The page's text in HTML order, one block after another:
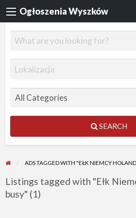
Ogłoszenia Wyszków
SEARCH
ADS TAGGED WITH "EŁK NIEMCY
Listings tagged with "Ełk
busy" (1)